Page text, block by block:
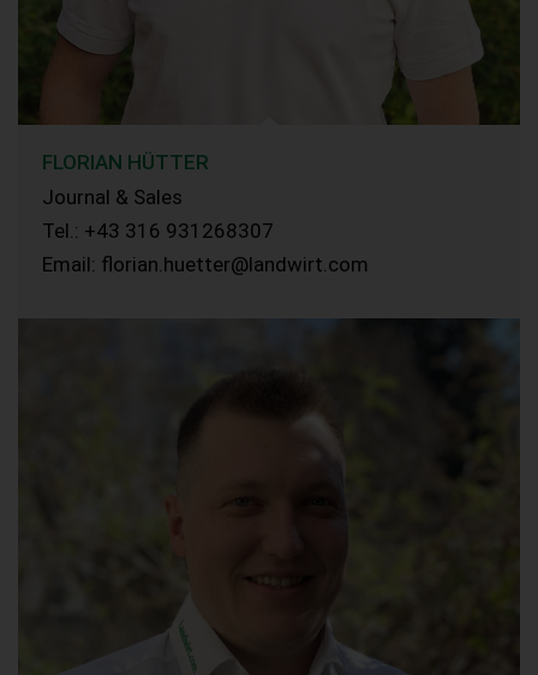
FLORIAN HÜTTER
Journal & Sales
Tel.: +43 316 931268307
Email: florian.huetter@landwirt.com